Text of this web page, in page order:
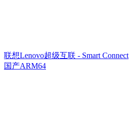
联想Lenovo超级互联 - Smart Connect
国产ARM64